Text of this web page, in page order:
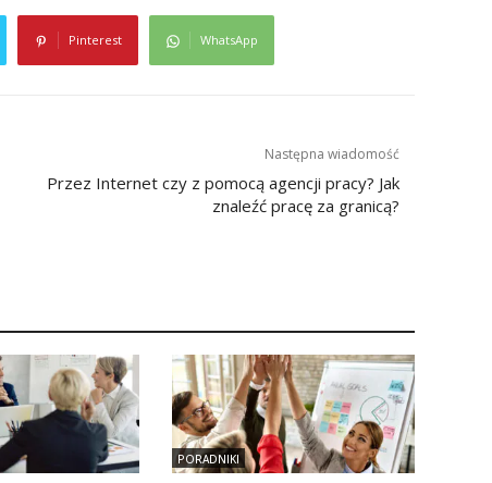
Pinterest WhatsApp
Następna wiadomość
Przez Internet czy z pomocą agencji pracy? Jak
znaleźć pracę za granicą?
PORADNIKI